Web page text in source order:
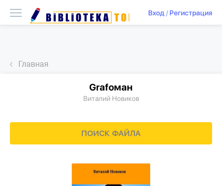
Вход/ Регистрация
Главная
Grafоман
Виталий Новиков
ПОИСК ФАЙЛА